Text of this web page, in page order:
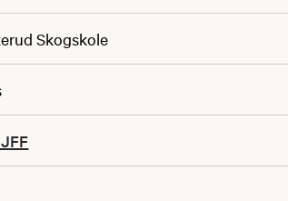
Skogskole